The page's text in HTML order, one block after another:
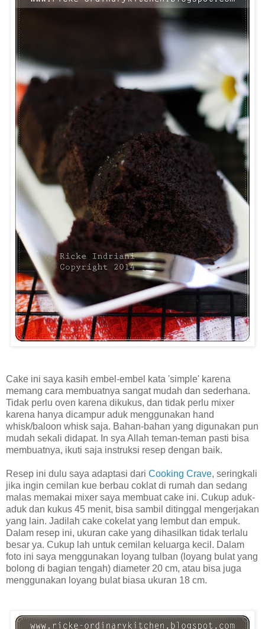
Cake ini saya kasih embel-embel kata 'simple' karena
memang cara membuatnya sangat mudah dan sederhana.
Tidak perlu oven karena dikukus, dan tidak perlu mixer
karena hanya dicampur aduk menggunakan hand
whisk/baloon whisk saja. Bahan-bahan yang digunakan pun
mudah sekali didapat. In sya Allah teman-teman pasti bisa
membuatnya, ikuti saja instruksi resep dengan baik.
Resep ini dulu saya adaptasi dari Cooking Crave, seringkali
jika ingin cemilan kue berbau coklat di rumah dan sedang
malas memakai mixer saya membuat cake ini. Cukup aduk-
aduk dan kukus 45 menit, bisa sambil ditinggal mengerjakan
yang lain. Jadilah cake cokelat yang lembut dan empuk.
Dalam resep ini, ukuran cake yang dihasilkan tidak terlalu
besar ya. Cukup lah untuk cemilan keluarga kecil. Dalam
foto ini saya menggunakan loyang tulban (loyang bulat yang
bolong di bagian tengah) diameter 20 cm, atau bisa juga
menggunakan loyang bulat biasa ukuran 18 cm.